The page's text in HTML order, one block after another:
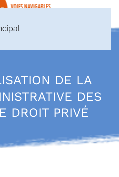
DE LA
DES
DROIT PRIVÉ